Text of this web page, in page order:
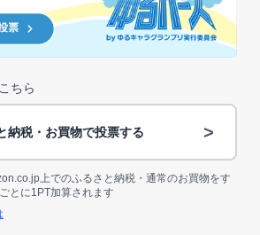
ちら
納税・お買物で投票する >
上でのふるさと納税・通常のお買物をす
とに1PT加算されます